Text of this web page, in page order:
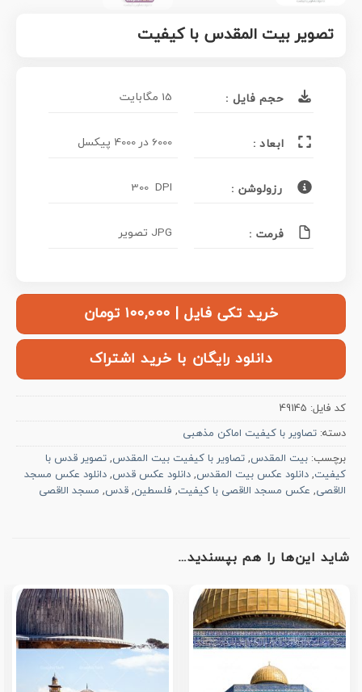
تصویر بیت المقدس با کیفیت
حجم فایل : 15 مگابایت
ابعاد : 6000 در 4000 پیکسل
رزولوشن : 300 DPI
فرمت : JPG تصویر
خرید تکی فایل | ۱۰۰,۰۰۰ تومان
دانلود رایگان با خرید اشتراک
کد فایل: 49145
دسته: تصاویر با کیفیت اماکن مذهبی
برچسب: بیت المقدس, تصاویر با کیفیت بیت المقدس, تصویر قدس با
کیفیت, دانلود عکس بیت المقدس, دانلود عکس قدس, دانلود عکس مسجد
الاقصی, عکس مسجد الاقصی با کیفیت, فلسطین, قدس, مسجد الاقصی
شاید این‌ها را هم بپسندید…